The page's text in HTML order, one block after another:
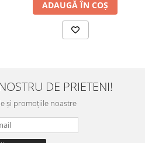
ADAUGĂ ÎN COȘ
DE PRIETENI!
și promoțiile noastre